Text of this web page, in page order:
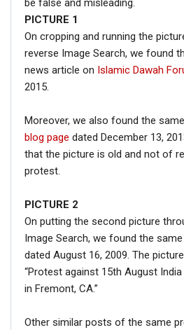
be false and misleading.
PICTURE 1
On cropping and running the
reverse Image Search, we found
news article on Islamic Dawah
2015.
Moreover, we also found the
blog page dated December 13,
that the picture is old and not of
protest.
PICTURE 2
On putting the second picture
Image Search, we found the
dated August 16, 2009. The
“Protest against 15th August
in Fremont, CA.”
Other similar posts of the same